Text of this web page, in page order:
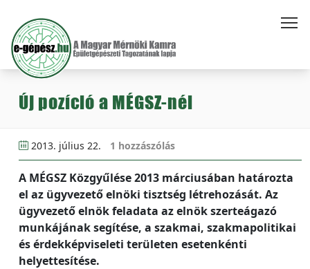
Új pozíció a MÉGSZ-nél
2013. július 22. 1 hozzászólás
A MÉGSZ Közgyűlése 2013 márciusában határozta
el az ügyvezető elnöki tisztség létrehozását. Az
ügyvezető elnök feladata az elnök szerteágazó
munkájának segítése, a szakmai, szakmapolitikai
és érdekképviseleti területen esetenkénti
helyettesítése.